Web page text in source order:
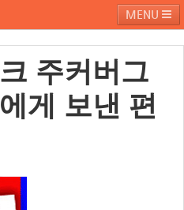
MENU
스 블로그 커뮤니티
주커버그
게 보낸 편